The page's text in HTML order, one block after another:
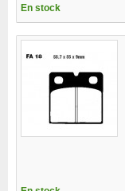
En stock